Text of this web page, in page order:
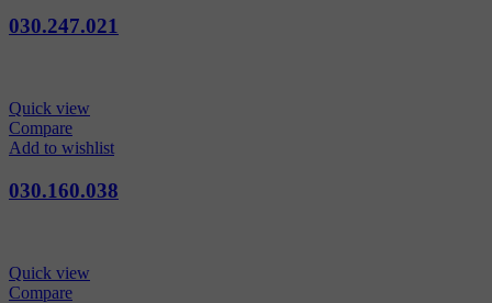
030.247.021
Quick view
Compare
Add to wishlist
030.160.038
Quick view
Compare